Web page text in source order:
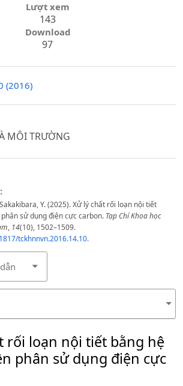
Lượt xem
143
Download
97
(2016)
MÔI TRƯỜNG
Y. (2025). Xử lý chất rối loạn nội tiết
sử dụng điện cực carbon. Tạp Chí Khoa học
, 14(10), 1502–1509.
tckhnnvn.2016.14.10.
rối loạn nội tiết bằng hệ
phân sử dụng điện cực